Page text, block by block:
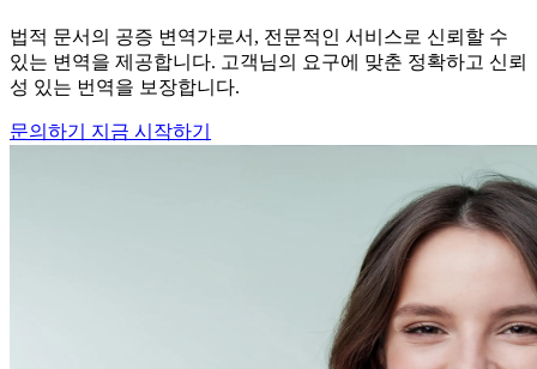
법적 문서의 공증 변역가로서, 전문적인 서비스로 신뢰할 수
있는 변역을 제공합니다. 고객님의 요구에 맞춘 정확하고 신뢰
성 있는 번역을 보장합니다.
문의하기 지금 시작하기